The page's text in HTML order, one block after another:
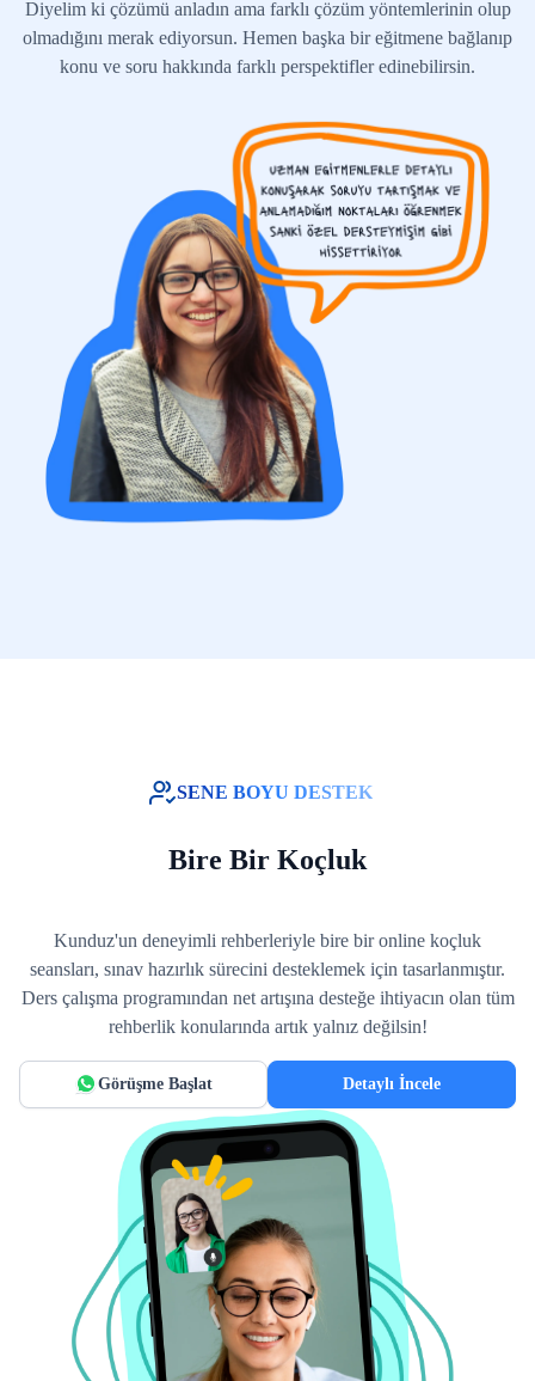
Diyelim ki çözümü anladın ama farklı çözüm yöntemlerinin olup
olmadığını merak ediyorsun. Hemen başka bir eğitmene bağlanıp
konu ve soru hakkında farklı perspektifler edinebilirsin.
SENE BOYU DESTEK
Bire Bir Koçluk
Kunduz'un deneyimli rehberleriyle bire bir online koçluk
seansları, sınav hazırlık sürecini desteklemek için tasarlanmıştır.
Ders çalışma programından net artışına desteğe ihtiyacın olan tüm
rehberlik konularında artık yalnız değilsin!
Görüşme Başlat Detaylı İncele